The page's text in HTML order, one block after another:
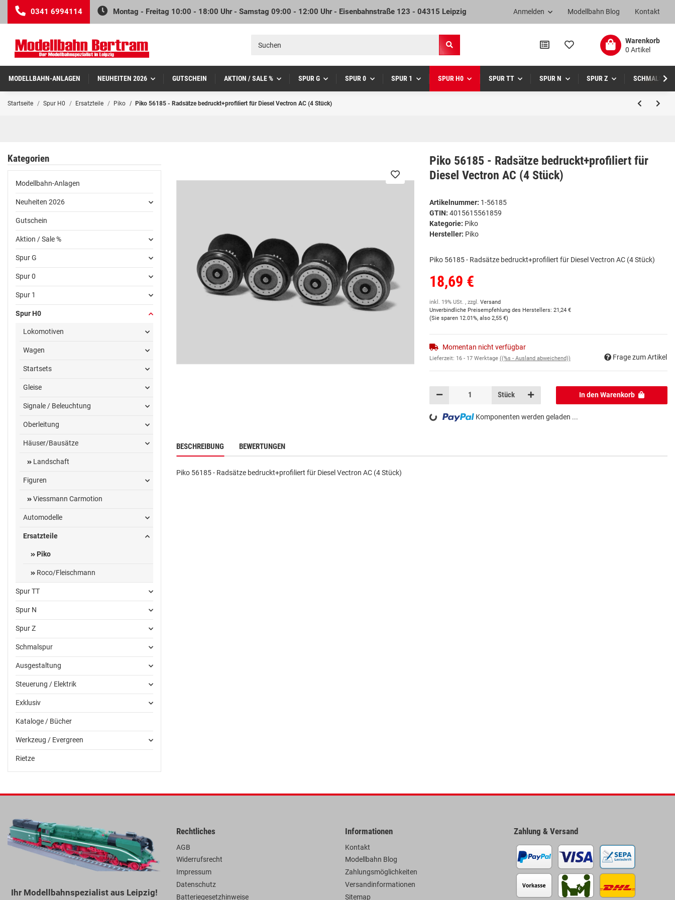
0341 6994114 Montag - Freitag 10:00 - 18:00 Uhr - Samstag 09:00 - 12:00 Uhr - Eisenbahnstraße 123 - 04315 Leipzig Kontakt
Modellbahn Blog
Anmelden
Warenkorb
0 Artikel
MODELLBAHN-ANLAGEN NEUHEITEN 2026 GUTSCHEIN AKTION / SALE % SPUR G SPUR 0 SPUR 1 SPUR H0 SPUR TT SPUR N SPUR Z SCHMALSPUR
Startseite Spur H0 Ersatzteile Piko Piko 56185 - Radsätze bedruckt+profiliert für Diesel Vectron AC (4 Stück)
Piko 56185 - Radsätze bedruckt+profiliert für
Diesel Vectron AC (4 Stück)
Artikelnummer: 1-56185
GTIN: 4015615561859
Kategorie: Piko
Hersteller: Piko
Piko 56185 - Radsätze bedruckt+profiliert für Diesel Vectron AC (4 Stück)
18,69 €
inkl. 19% USt. , zzgl. Versand
Unverbindliche Preisempfehlung des Herstellers: 21,24 €
(Sie sparen 12.01%, also 2,55 €)
Momentan nicht verfügbar
Lieferzeit: 16 - 17 Werktage ((%s - Ausland abweichend)) Frage zum Artikel
Stück In den Warenkorb
Loading... Komponenten werden geladen ...
BESCHREIBUNG BEWERTUNGEN
Piko 56185 - Radsätze bedruckt+profiliert für Diesel Vectron AC (4 Stück)
Kategorien
Modellbahn-Anlagen
Neuheiten 2026
Gutschein
Aktion / Sale %
Spur G
Spur 0
Spur 1
Spur H0
Lokomotiven
Wagen
Startsets
Gleise
Signale / Beleuchtung
Oberleitung
Häuser/Bausätze
Landschaft
Figuren
Viessmann Carmotion
Automodelle
Ersatzteile
Piko
Roco/Fleischmann
Spur TT
Spur N
Spur Z
Schmalspur
Ausgestaltung
Steuerung / Elektrik
Exklusiv
Kataloge / Bücher
Werkzeug / Evergreen
Rietze
Ihr Modellbahnspezialist aus Leipzig!
Rechtliches
AGB
Widerrufsrecht
Impressum
Datenschutz
Batteriegesetzhinweise
Informationen
Kontakt
Modellbahn Blog
Zahlungsmöglichkeiten
Versandinformationen
Sitemap
Zahlung & Versand